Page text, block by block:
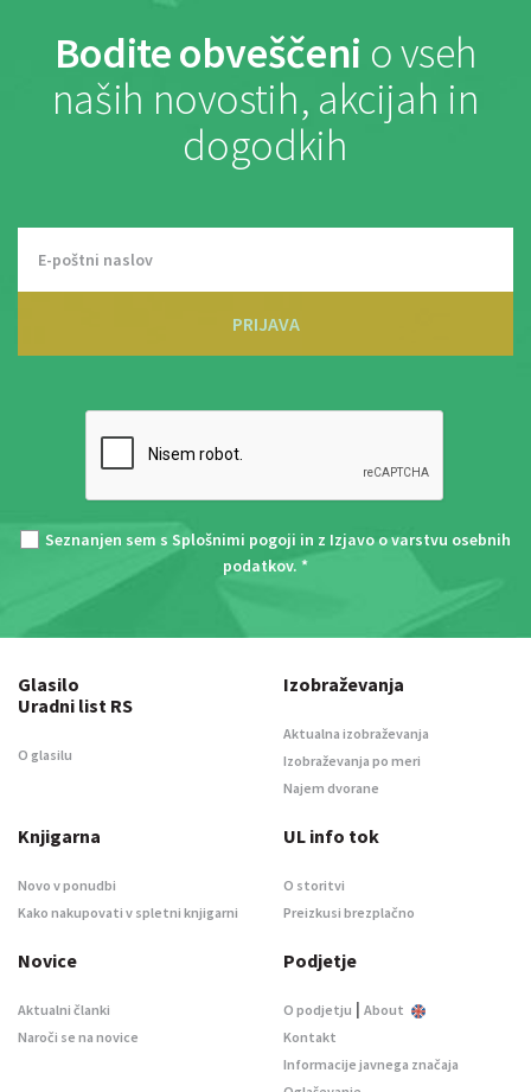
Bodite obveščeni o vseh
naših novostih, akcijah in
dogodkih
PRIJAVA
Seznanjen sem s Splošnimi pogoji in z Izjavo o varstvu osebnih
podatkov. *
Glasilo
Uradni list RS
O glasilu
Izobraževanja
Aktualna izobraževanja
Izobraževanja po meri
Najem dvorane
Knjigarna
Novo v ponudbi
Kako nakupovati v spletni knjigarni
UL info tok
O storitvi
Preizkusi brezplačno
Novice
Aktualni članki
Naroči se na novice
Podjetje
O podjetju | About
Kontakt
Informacije javnega značaja